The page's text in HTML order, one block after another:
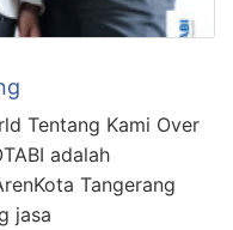
Tentang Kami Over
adalah
Tangerang
jasa